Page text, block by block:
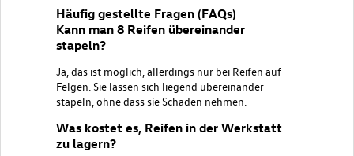
Häufig gestellte Fragen (FAQs)
Kann man 8 Reifen übereinander
stapeln?
Ja, das ist möglich, allerdings nur bei Reifen auf
Felgen. Sie lassen sich liegend übereinander
stapeln, ohne dass sie Schaden nehmen.
Was kostet es, Reifen in der Werkstatt
zu lagern?